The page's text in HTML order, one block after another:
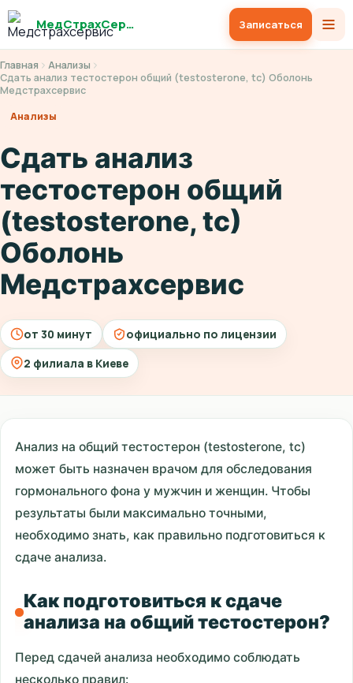
МедСтрахСервис Записаться
Главная
Анализы
Сдать анализ тестостерон общий (testosterone, tc) Оболонь
Медстрахсервис
Анализы
Сдать анализ
тестостерон общий
(testosterone, tc)
Оболонь
Медстрахсервис
от 30 минут
официально по лицензии
2 филиала в Киеве
Анализ на общий тестостерон (testosterone, tc)
может быть назначен врачом для обследования
гормонального фона у мужчин и женщин. Чтобы
результаты были максимально точными,
необходимо знать, как правильно подготовиться к
сдаче анализа.
Как подготовиться к сдаче
анализа на общий тестостерон?
Перед сдачей анализа необходимо соблюдать
несколько правил: